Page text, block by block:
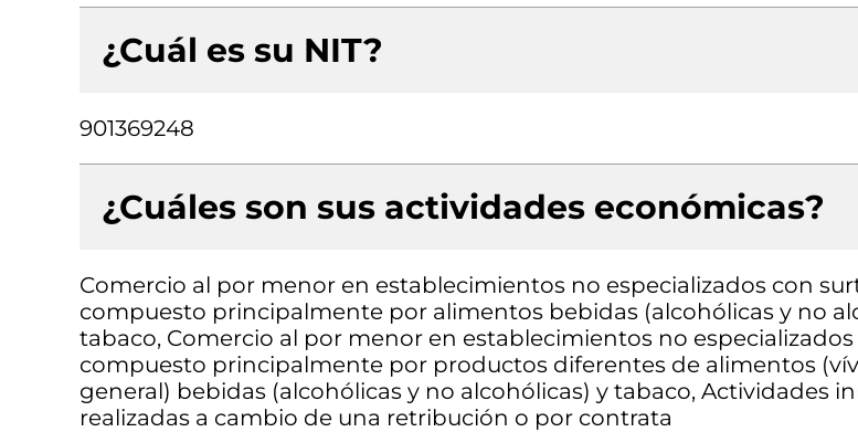
¿Cuál es su NIT?
901369248
¿Cuáles son sus actividades económicas?
Comercio al por menor en establecimientos no especializados con
compuesto principalmente por alimentos bebidas (alcohólicas y no
tabaco, Comercio al por menor en establecimientos no
compuesto principalmente por productos diferentes de alimentos
general) bebidas (alcohólicas y no alcohólicas) y tabaco, Actividades
realizadas a cambio de una retribución o por contrata